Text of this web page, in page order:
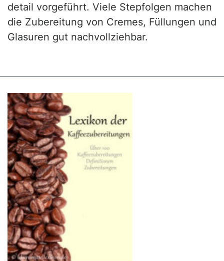
detail vorgeführt. Viele Stepfolgen machen
die Zubereitung von Cremes, Füllungen und
Glasuren gut nachvollziehbar.